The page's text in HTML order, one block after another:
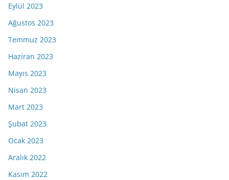
Eylül 2023
Ağustos 2023
Temmuz 2023
Haziran 2023
Mayıs 2023
Nisan 2023
Mart 2023
Şubat 2023
Ocak 2023
Aralık 2022
Kasım 2022